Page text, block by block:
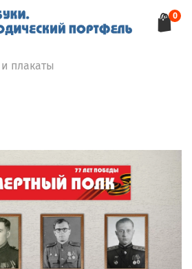
0
плакаты